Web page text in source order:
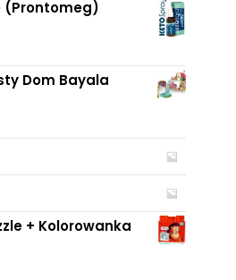
(Prontomeg)
Dom Bayala
+ Kolorowanka